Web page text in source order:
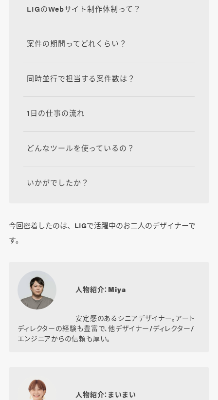
LIGのWebサイト制作体制って？
案件の期間ってどれくらい？
同時並行で担当する案件数は？
1日の仕事の流れ
どんなツールを使っているの？
いかがでしたか？
今回密着したのは、LIGで活躍中のお二人のデザイナーで
す。
人物紹介：Miya
安定感のあるシニアデザイナー。アート
ディレクターの経験も豊富で、他デザイナー/ディレクター/
エンジニアからの信頼も厚い。
人物紹介：まいまい